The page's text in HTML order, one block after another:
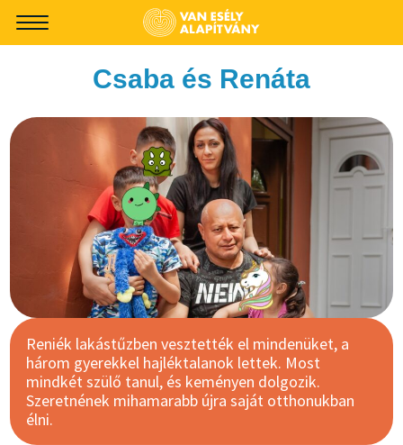
-->
Csaba és Renáta
Reniék lakástűzben vesztették el mindenüket, a
három gyerekkel hajléktalanok lettek. Most
mindkét szülő tanul, és keményen dolgozik.
Szeretnének mihamarabb újra saját otthonukban
élni.